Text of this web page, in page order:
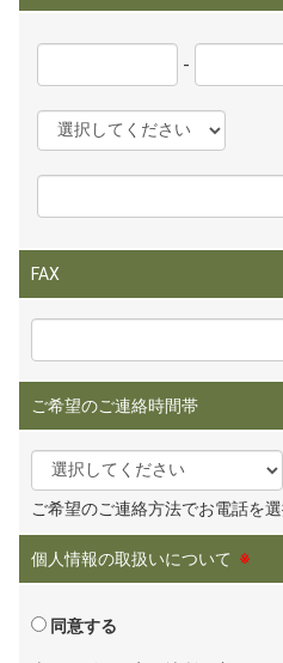
-
FAX
ご希望のご連絡時間帯
ご希望のご連絡方法でお電話を
個人情報の取扱いについて ※
同意する